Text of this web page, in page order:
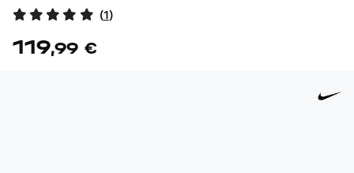
(1)
119,99 €